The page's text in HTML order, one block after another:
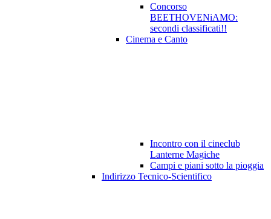
Concorso
BEETHOVENiAMO:
secondi classificati!!
Cinema e Canto
Incontro con il cineclub
Lanterne Magiche
Campi e piani sotto la pioggia
Indirizzo Tecnico-Scientifico